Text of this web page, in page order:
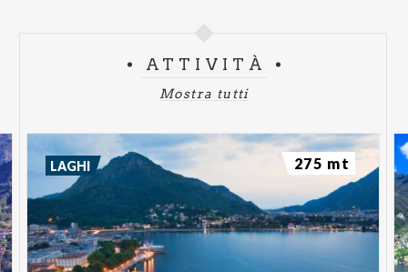
ATTIVITÀ
Mostra tutti
LAGHI 275 mt